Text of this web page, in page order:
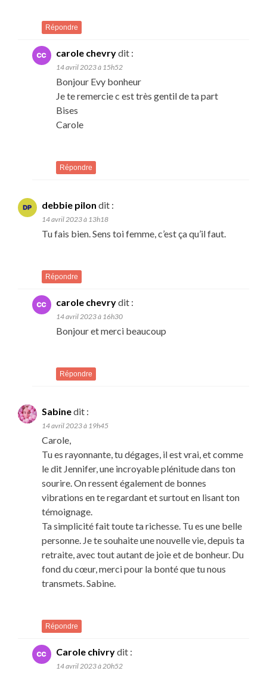
Répondre
carole chevrydit :
14 avril 2023 à 15h52
Bonjour Evy bonheur
Je te remercie c est très gentil de ta part
Bises
Carole
Répondre
debbie pilon dit :
14 avril 2023 à 13h18
Tu fais bien. Sens toi femme, c’est ça qu’il faut.
Répondre
carole chevrydit :
14 avril 2023 à 16h30
Bonjour et merci beaucoup
Répondre
Sabinedit :
14 avril 2023 à 19h45
Carole,
Tu es rayonnante, tu dégages, il est vrai, et comme
le dit Jennifer, une incroyable plénitude dans ton
sourire. On ressent également de bonnes
vibrations en te regardant et surtout en lisant ton
témoignage.
Ta simplicité fait toute ta richesse. Tu es une belle
personne. Je te souhaite une nouvelle vie, depuis ta
retraite, avec tout autant de joie et de bonheur. Du
fond du cœur, merci pour la bonté que tu nous
transmets. Sabine.
Répondre
Carole chivrydit :
14 avril 2023 à 20h52